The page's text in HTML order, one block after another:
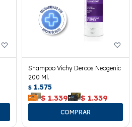
Shampoo Vichy Dercos Neogenic
200 Ml.
$ 1.575
$ 1.339 $ 1.339